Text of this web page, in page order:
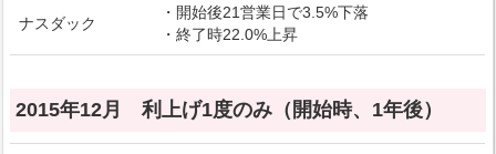
ナスダック
・開始後21営業日で3.5%下落
・終了時22.0%上昇
2015年12月 利上げ1度のみ（開始時、1年後）